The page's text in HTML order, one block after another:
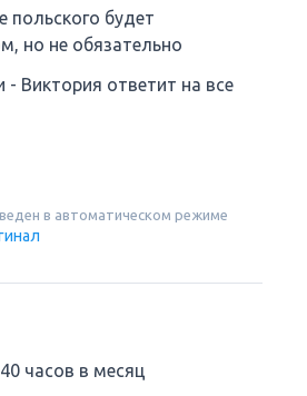
польского будет
но не обязательно
- Виктория ответит на все
в автоматическом режиме
часов в месяц